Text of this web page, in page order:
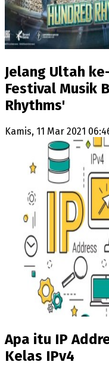
Jelang Ultah
Festival Musik
Rhythms'
Kamis, 11 Mar 2021
Apa itu IP
Kelas IPv4